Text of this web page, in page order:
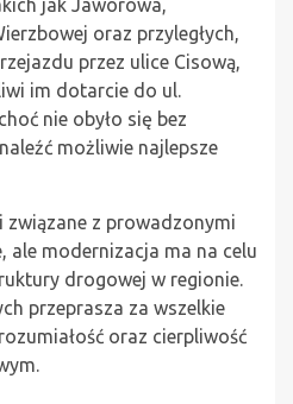
jak Jaworowa,
oraz przyległych,
przez ulice Cisową,
im dotarcie do ul.
nie obyło się bez
możliwie najlepsze
związane z prowadzonymi
ale modernizacja ma na celu
drogowej w regionie.
przeprasza za wszelkie
oraz cierpliwość